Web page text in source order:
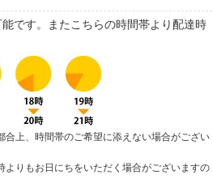
です。またこちらの時間帯より配達時
上、時間帯のご希望に添えない場合がござい
りもお日にちをいただく場合がございますの